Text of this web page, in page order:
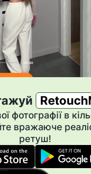
фотографії в
вражаюче
ретуш!